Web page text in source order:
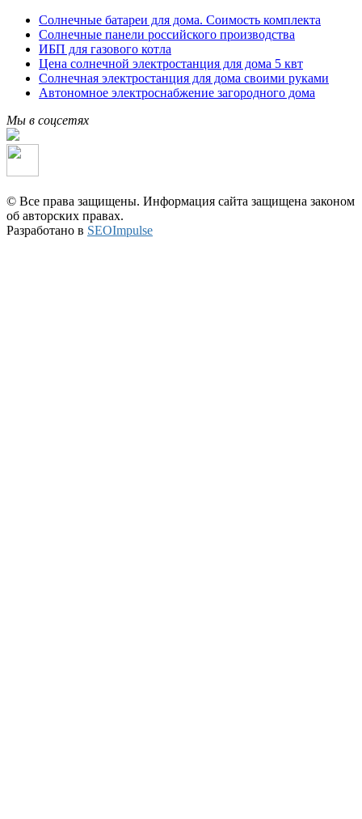
Солнечные батареи для дома. Соимость комплекта
Солнечные панели российского производства
ИБП для газового котла
Цена солнечной электростанция для дома 5 квт
Солнечная электростанция для дома своими руками
Автономное электроснабжение загородного дома
Мы в соцсетях
© Все права защищены. Информация сайта защищена законом
об авторских правах.
Разработано в SEOImpulse